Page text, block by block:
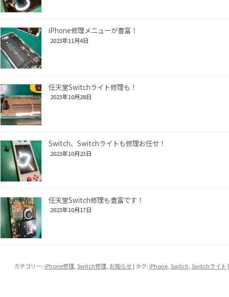
iPhone修理メニューが豊富！
2023年11月4日
任天堂Switchライト修理も！
2023年10月28日
Switch、Switchライトも修理お任せ！
2023年10月23日
任天堂Switch修理も豊富です！
2023年10月17日
カテゴリー: iPhone修理, Switch修理, お知らせ | タグ: iPhone, Switch, Switchライト |